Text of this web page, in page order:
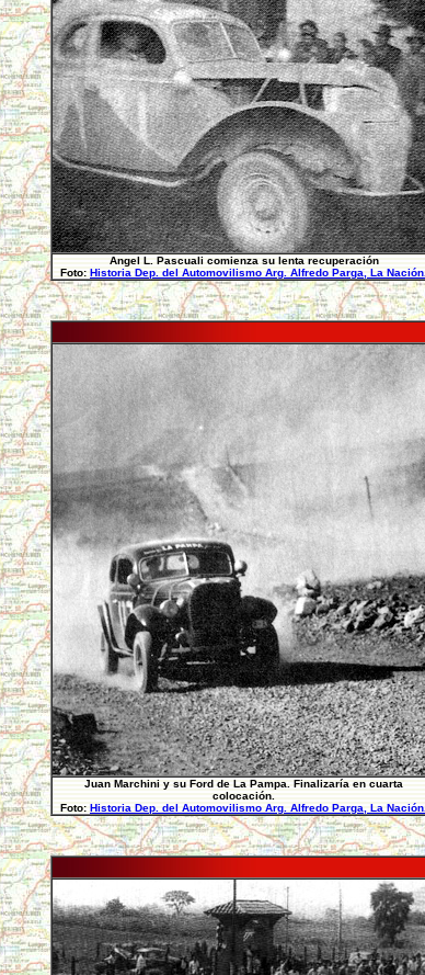
Angel L. Pascuali comienza su lenta recuperación
Foto: Historia Dep. del Automovilismo Arg. Alfredo Parga, La Nación.
Juan Marchini y su Ford de La Pampa. Finalizaría en cuarta
colocación.
Foto: Historia Dep. del Automovilismo Arg. Alfredo Parga, La Nación.